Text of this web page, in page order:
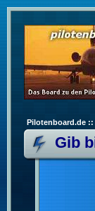
Pilotenboard.de
Gib